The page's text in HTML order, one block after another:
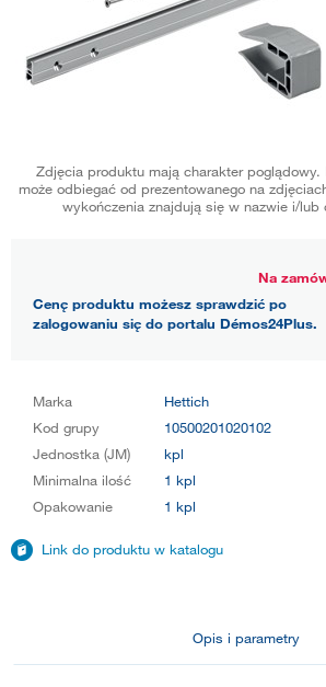
Zdjęcia produktu mają charakter
może odbiegać od prezentowanego na
wykończenia znajdują się w nazwie i/lub
Na
Cenę produktu możesz sprawdzić po
zalogowaniu się do portalu Démos24Plus.
Marka
Hettich
Kod grupy
10500201020102
Jednostka (JM)
kpl
Minimalna ilość
1 kpl
Opakowanie
1 kpl
Link do produktu w katalogu
Opis i parametry